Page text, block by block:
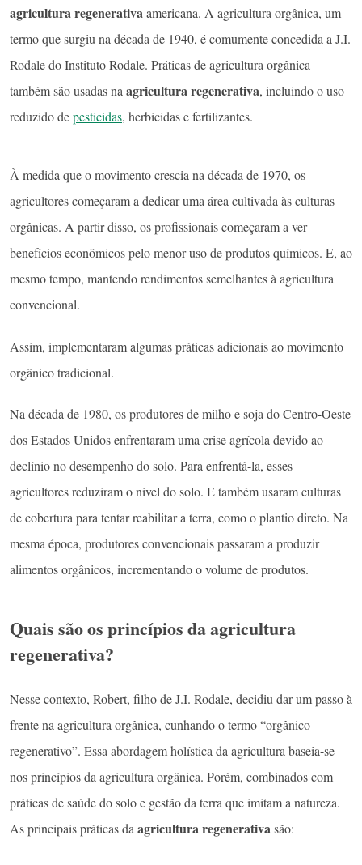
agricultura regenerativaamericana. A agricultura orgânica, um
termo que surgiu na década de 1940, é comumente concedida a J.I.
Rodale do Instituto Rodale. Práticas de agricultura orgânica
também são usadas naagricultura regenerativa, incluindo o uso
reduzido depesticidas, herbicidas e fertilizantes.
À medida que o movimento crescia na década de 1970, os
agricultores começaram a dedicar uma área cultivada às culturas
orgânicas. A partir disso, os profissionais começaram a ver
benefícios econômicos pelo menor uso de produtos químicos. E, ao
mesmo tempo, mantendo rendimentos semelhantes à agricultura
convencional.
Assim, implementaram algumas práticas adicionais ao movimento
orgânico tradicional.
Na década de 1980, os produtores de milho e soja do Centro-Oeste
dos Estados Unidos enfrentaram uma crise agrícola devido ao
declínio no desempenho do solo. Para enfrentá-la, esses
agricultores reduziram o nível do solo. E também usaram culturas
de cobertura para tentar reabilitar a terra, como o plantio direto. Na
mesma época, produtores convencionais passaram a produzir
alimentos orgânicos, incrementando o volume de produtos.
Quais são os princípios da agricultura
regenerativa?
Nesse contexto, Robert, filho de J.I. Rodale, decidiu dar um passo à
frente na agricultura orgânica, cunhando o termo “orgânico
regenerativo”. Essa abordagem holística da agricultura baseia-se
nos princípios da agricultura orgânica. Porém, combinados com
práticas de saúde do solo e gestão da terra que imitam a natureza.
As principais práticas da agricultura regenerativasão: